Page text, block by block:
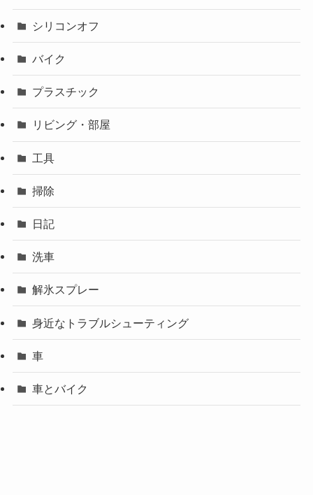
シリコンオフ
バイク
プラスチック
リビング・部屋
工具
掃除
日記
洗車
解氷スプレー
身近なトラブルシューティング
車
車とバイク